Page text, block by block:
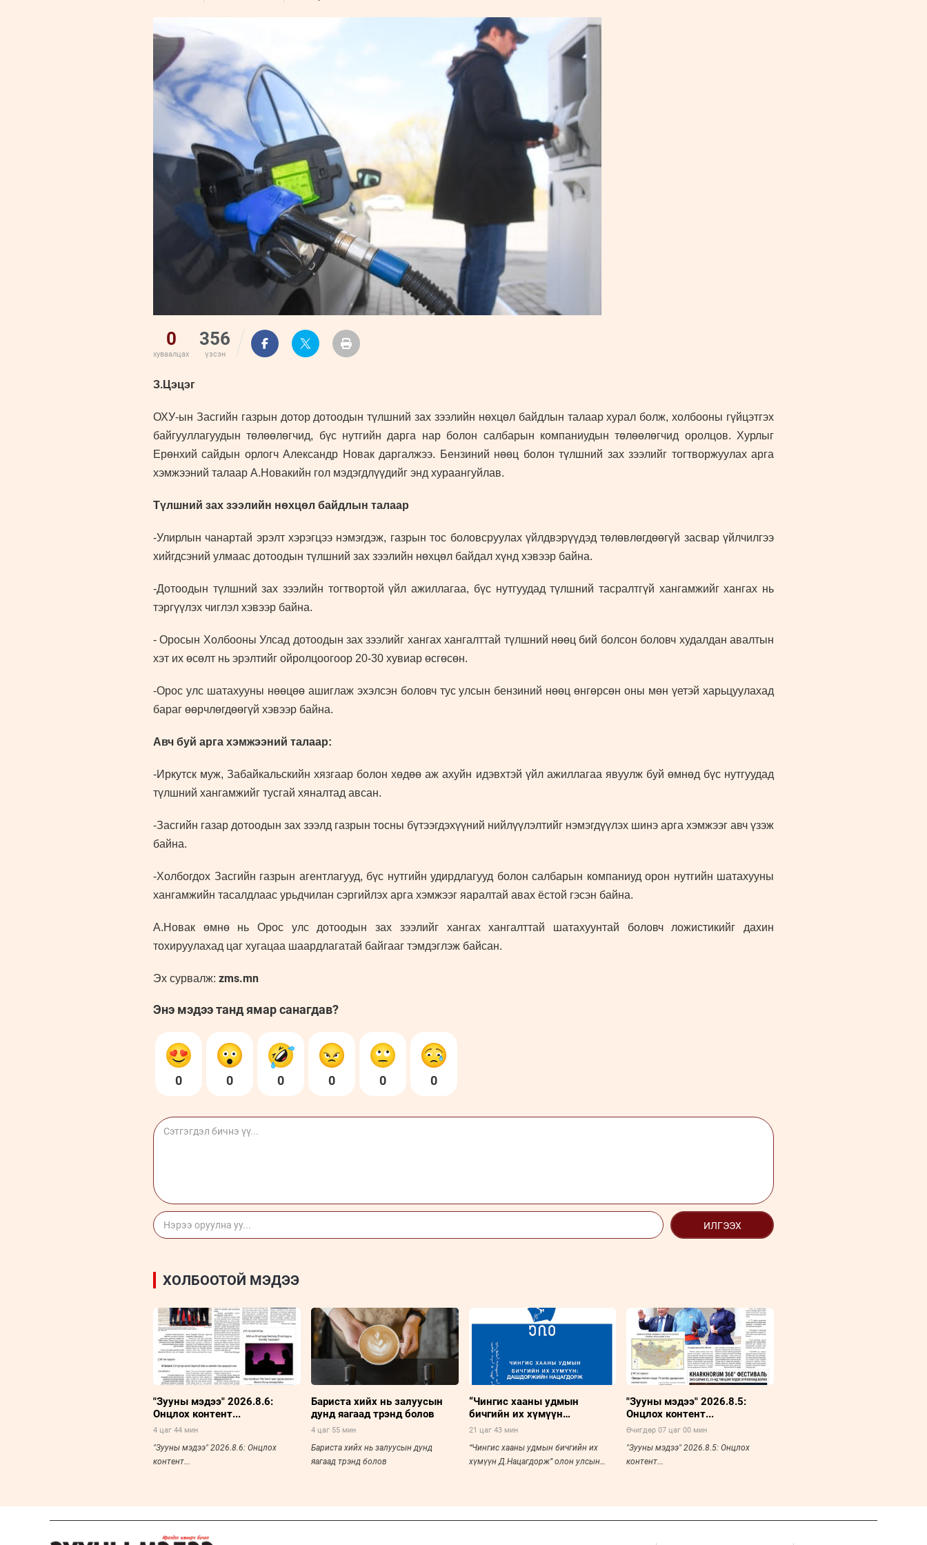
0
хуваалцах
356
үзсэн
З.Цэцэг
ОХУ-ын Засгийн газрын дотор дотоодын түлшний зах зээлийн нөхцөл байдлын талаар хурал болж, холбооны гүйцэтгэх
байгууллагуудын төлөөлөгчид, бүс нутгийн дарга нар болон салбарын компаниудын төлөөлөгчид оролцов. Хурлыг
Ерөнхий сайдын орлогч Александр Новак даргалжээ. Бензиний нөөц болон түлшний зах зээлийг тогтворжуулах арга
хэмжээний талаар А.Новакийн гол мэдэгдлүүдийг энд хураангуйлав.
Түлшний зах зээлийн нөхцөл байдлын талаар
-Улирлын чанартай эрэлт хэрэгцээ нэмэгдэж, газрын тос боловсруулах үйлдвэрүүдэд төлөвлөгдөөгүй засвар үйлчилгээ
хийгдсэний улмаас дотоодын түлшний зах зээлийн нөхцөл байдал хүнд хэвээр байна.
-Дотоодын түлшний зах зээлийн тогтвортой үйл ажиллагаа, бүс нутгуудад түлшний тасралтгүй хангамжийг хангах нь
тэргүүлэх чиглэл хэвээр байна.
- Оросын Холбооны Улсад дотоодын зах зээлийг хангах хангалттай түлшний нөөц бий болсон боловч худалдан авалтын
хэт их өсөлт нь эрэлтийг ойролцоогоор 20-30 хувиар өсгөсөн.
-Орос улс шатахууны нөөцөө ашиглаж эхэлсэн боловч тус улсын бензиний нөөц өнгөрсөн оны мөн үетэй харьцуулахад
бараг өөрчлөгдөөгүй хэвээр байна.
Авч буй арга хэмжээний талаар:
-Иркутск муж, Забайкальскийн хязгаар болон хөдөө аж ахуйн идэвхтэй үйл ажиллагаа явуулж буй өмнөд бүс нутгуудад
түлшний хангамжийг тусгай хяналтад авсан.
-Засгийн газар дотоодын зах зээлд газрын тосны бүтээгдэхүүний нийлүүлэлтийг нэмэгдүүлэх шинэ арга хэмжээг авч үзэж
байна.
-Холбогдох Засгийн газрын агентлагууд, бүс нутгийн удирдлагууд болон салбарын компаниуд орон нутгийн шатахууны
хангамжийн тасалдлаас урьдчилан сэргийлэх арга хэмжээг яаралтай авах ёстой гэсэн байна.
А.Новак өмнө нь Орос улс дотоодын зах зээлийг хангах хангалттай шатахуунтай боловч ложистикийг дахин
тохируулахад цаг хугацаа шаардлагатай байгааг тэмдэглэж байсан.
Эх сурвалж: zms.mn
Энэ мэдээ танд ямар санагдав?
0 0 0 0 0 0
ИЛГЭЭХ
ХОЛБООТОЙ МЭДЭЭ
"Зууны мэдээ" 2026.8.6:
Онцлох контент...
4 цаг 44 мин
"Зууны мэдээ" 2026.8.6: Онцлох
контент...
Бариста хийх нь залуусын
дунд яагаад трэнд болов
4 цаг 55 мин
Бариста хийх нь залуусын дунд
яагаад трэнд болов
“Чингис хааны удмын
бичгийн их хүмүүн
Д.Нацагдорж” олон улсын
21 цаг 43 мин
“Чингис хааны удмын бичгийн их
хүмүүн Д.Нацагдорж” олон улсын
"Зууны мэдээ" 2026.8.5:
Онцлох контент...
Өчигдөр 07 цаг 00 мин
"Зууны мэдээ" 2026.8.5: Онцлох
контент...